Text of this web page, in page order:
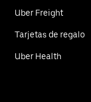
Uber Freight
Tarjetas de regalo
Uber Health